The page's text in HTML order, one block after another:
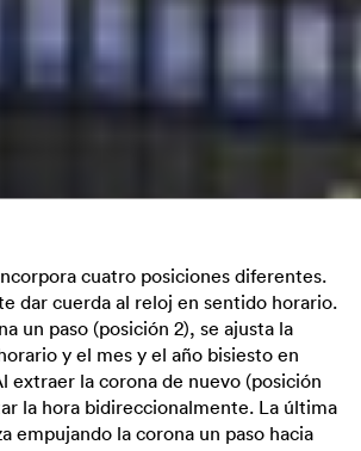
cuatro posiciones diferentes.
dar cuerda al reloj en sentido horario.
un paso (posición 2), se ajusta la
y el mes y el año bisiesto en
extraer la corona de nuevo (posición
la hora bidireccionalmente. La última
empujando la corona un paso hacia